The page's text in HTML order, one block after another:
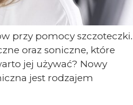
przy pomocy szczoteczki.
oraz soniczne, które
jej używać? Nowy
jest rodzajem